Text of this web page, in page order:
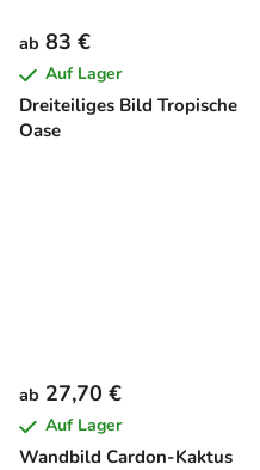
Dreiteiliges Bild Tropische
Oase
ab 83 €
Auf Lager
Wandbild Cardon-Kaktus
ab 27,70 €
Auf Lager